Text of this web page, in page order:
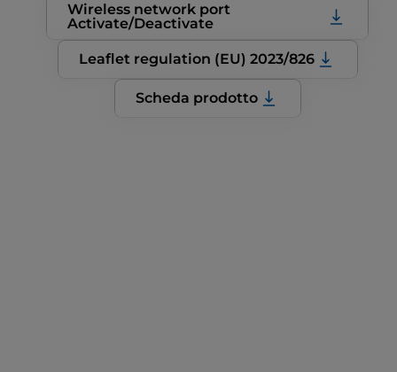
Wireless network port
Activate/Deactivate
Leaflet regulation (EU) 2023/826
Scheda prodotto